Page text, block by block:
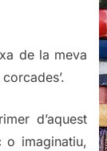
de la meva
d’aquest
imaginatiu,